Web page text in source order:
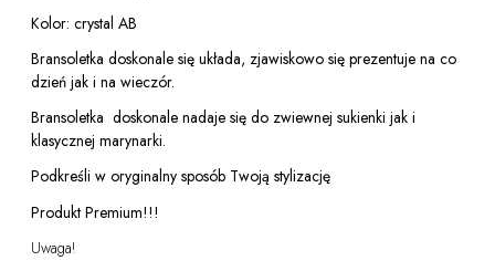
Kolor: crystal AB
Bransoletka doskonale się układa, zjawiskowo się prezentuje na co
dzień jak i na wieczór.
Bransoletka doskonale nadaje się do zwiewnej sukienki jak i
klasycznej marynarki.
Podkreśli w oryginalny sposób Twoją stylizację
Produkt Premium!!!
Uwaga!